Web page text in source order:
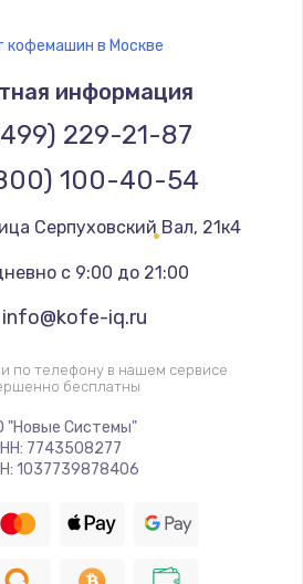
кофемашин в Москве
информация
229-21-87
100-40-54
Серпуховский Вал, 21к4
с 9:00 до 21:00
info@kofe-iq.ru
по телефону в нашем сервисе
бесплатны
"Новые Системы"
7743508277
1037739878406